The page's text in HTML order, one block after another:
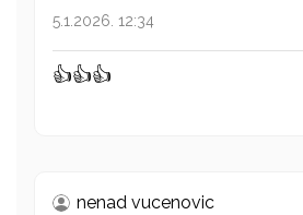
5.1.2026. 12:34
👍👍👍
nenad vucenovic